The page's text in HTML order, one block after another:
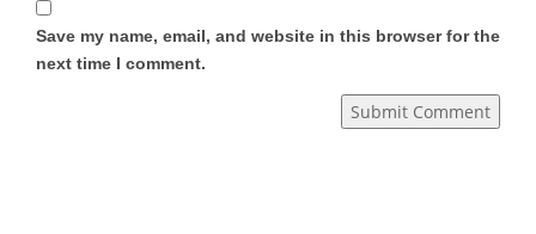
Save my name, email, and website in this browser for the
next time I comment.
Submit Comment